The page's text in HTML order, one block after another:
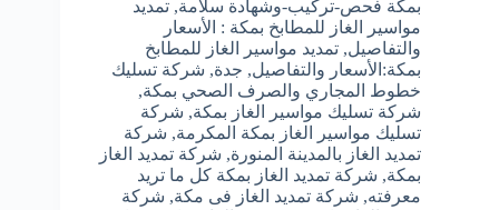
بمكة فحص-تركيب-وشهادة سلامة, تمديد
مواسير الغاز للمطابخ بمكة : الأسعار
والتفاصيل, تمديد مواسير الغاز للمطابخ
بمكة:الأسعار والتفاصيل, جدة, شركة تسليك
خطوط المجاري والصرف الصحي بمكة,
شركة تسليك مواسير الغاز بمكة, شركة
تسليك مواسير الغاز بمكة المكرمة, شركة
تمديد الغاز بالمدينة المنورة, شركة تمديد الغاز
بمكة, شركة تمديد الغاز بمكة كل ما تريد
معرفته, شركة تمديد الغاز فى مكة, شركة